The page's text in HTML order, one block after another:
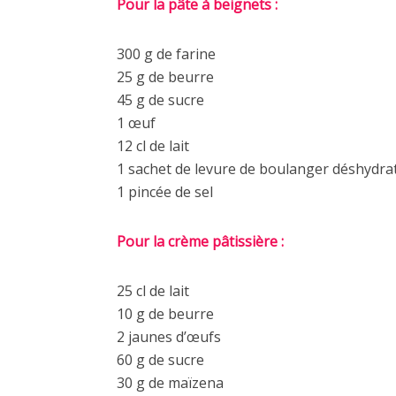
Pour la pâte à beignets :
300 g de farine
25 g de beurre
45 g de sucre
1 œuf
12 cl de lait
1 sachet de levure de boulanger
1 pincée de sel
Pour la crème pâtissière :
25 cl de lait
10 g de beurre
2 jaunes d’œufs
60 g de sucre
30 g de maïzena